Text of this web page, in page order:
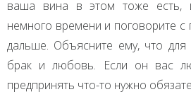
ваша вина в этом тоже есть,
немного времени и поговорите с
дальше. Объясните ему, что
брак и любовь. Если он вас
предпринять что-то нужно